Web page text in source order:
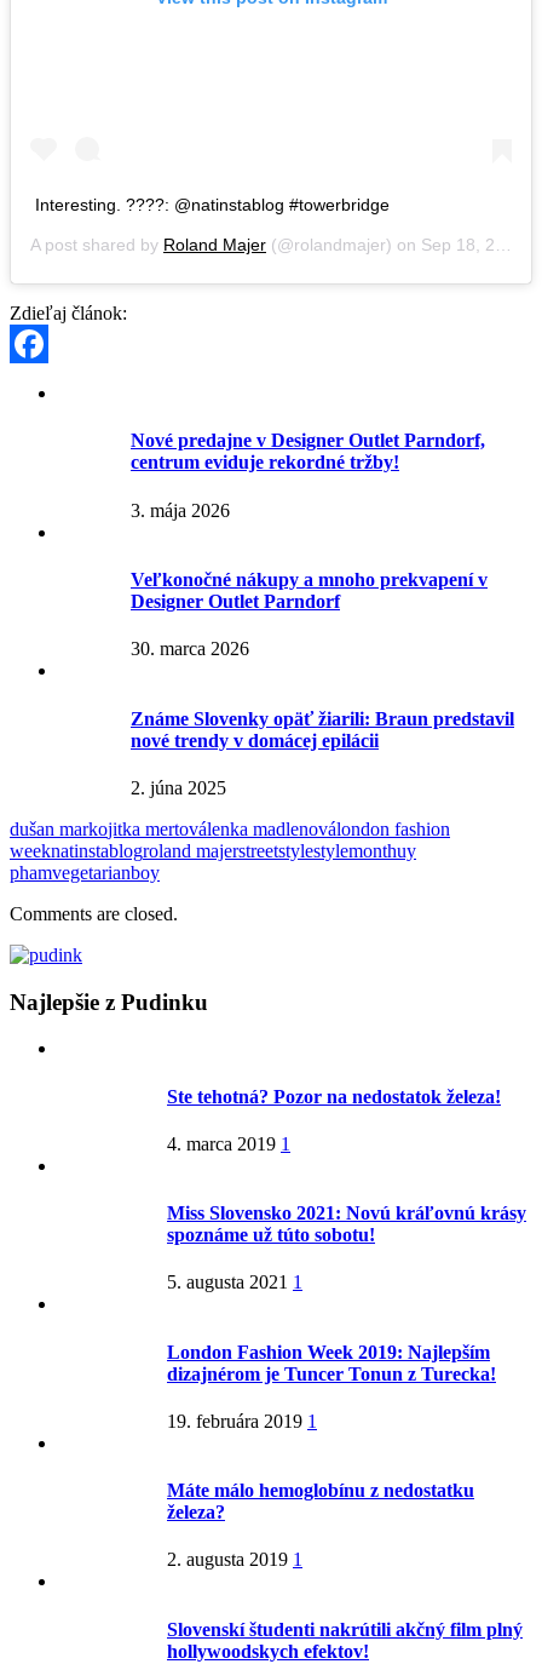
Interesting. ????: @natinstablog #towerbridge
A post shared by Roland Majer (@rolandmajer) on Sep 18, 2018 at 5:23am PDT
Zdieľaj článok:
Nové predajne v Designer Outlet Parndorf,
centrum eviduje rekordné tržby!
3. mája 2026
Veľkonočné nákupy a mnoho prekvapení v
Designer Outlet Parndorf
30. marca 2026
Známe Slovenky opäť žiarili: Braun predstavil
nové trendy v domácej epilácii
2. júna 2025
dušan markojitka mertoválenka madlenoválondon fashion
weeknatinstablogroland majerstreetstylestylemonthuy
phamvegetarianboy
Comments are closed.
Najlepšie z Pudinku
Ste tehotná? Pozor na nedostatok železa!
4. marca 2019 1
Miss Slovensko 2021: Novú kráľovnú krásy
spoznáme už túto sobotu!
5. augusta 2021 1
London Fashion Week 2019: Najlepším
dizajnérom je Tuncer Tonun z Turecka!
19. februára 2019 1
Máte málo hemoglobínu z nedostatku
železa?
2. augusta 2019 1
Slovenskí študenti nakrútili akčný film plný
hollywoodskych efektov!